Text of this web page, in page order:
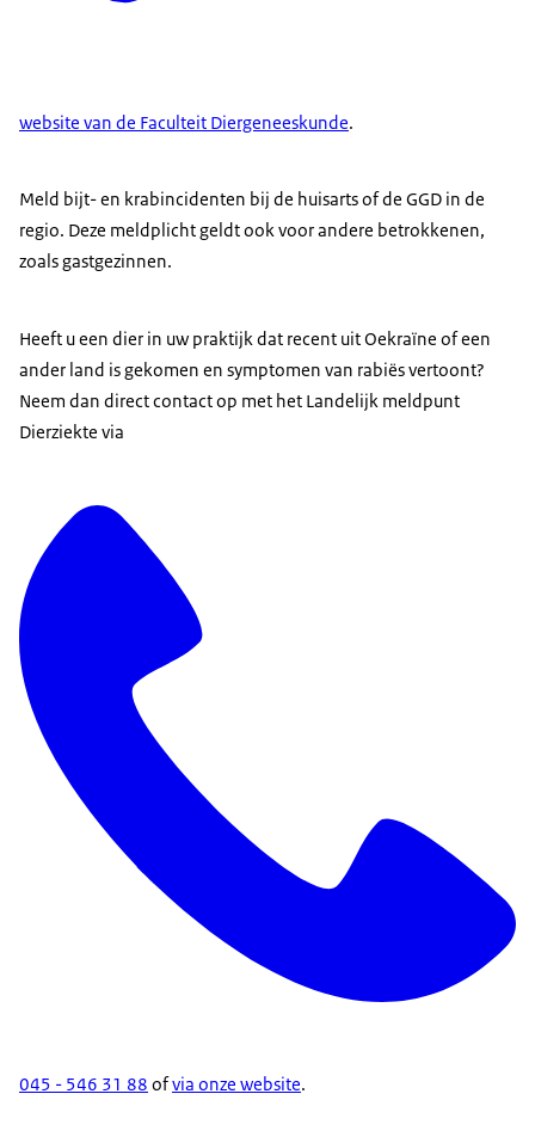
website van de Faculteit Diergeneeskunde.
Meld bijt- en krabincidenten bij de huisarts of de GGD in de
regio. Deze meldplicht geldt ook voor andere betrokkenen,
zoals gastgezinnen.
Heeft u een dier in uw praktijk dat recent uit Oekraïne of een
ander land is gekomen en symptomen van rabiës vertoont?
Neem dan direct contact op met het Landelijk meldpunt
Dierziekte via
045 - 546 31 88 ofvia onze website.